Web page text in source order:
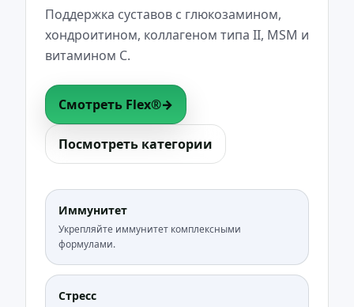
Поддержка суставов с глюкозамином,
хондроитином, коллагеном типа II, MSM и
витамином C.
Смотреть Flex®→
Посмотреть категории
Иммунитет
Укрепляйте иммунитет комплексными
формулами.
Стресс